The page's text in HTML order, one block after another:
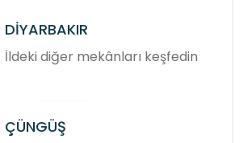
DİYARBAKIR
İldeki diğer mekânları keşfedin
ÇÜNGÜŞ